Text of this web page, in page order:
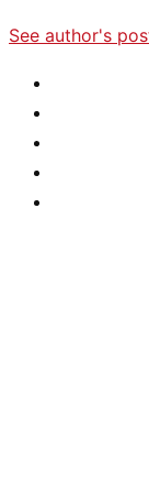
See author's